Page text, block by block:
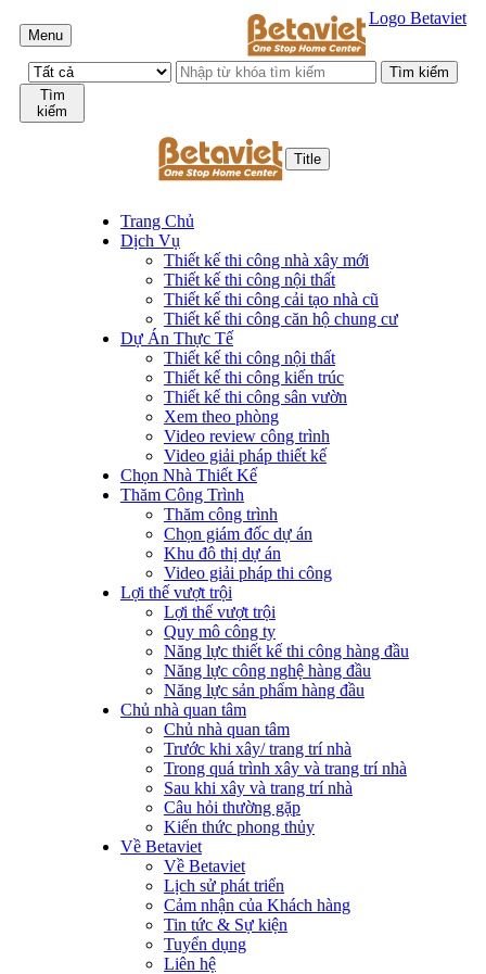
Menu
Logo Betaviet
Tìm
kiếm
Title
Trang Chủ
Dịch Vụ
Thiết kế thi công nhà xây mới
Thiết kế thi công nội thất
Thiết kế thi công cải tạo nhà cũ
Thiết kế thi công căn hộ chung cư
Dự Án Thực Tế
Thiết kế thi công nội thất
Thiết kế thi công kiến trúc
Thiết kế thi công sân vườn
Xem theo phòng
Video review công trình
Video giải pháp thiết kế
Chọn Nhà Thiết Kế
Thăm Công Trình
Thăm công trình
Chọn giám đốc dự án
Khu đô thị dự án
Video giải pháp thi công
Lợi thế vượt trội
Lợi thế vượt trội
Quy mô công ty
Năng lực thiết kế thi công hàng đầu
Năng lực công nghệ hàng đầu
Năng lực sản phẩm hàng đầu
Chủ nhà quan tâm
Chủ nhà quan tâm
Trước khi xây/ trang trí nhà
Trong quá trình xây và trang trí nhà
Sau khi xây và trang trí nhà
Câu hỏi thường gặp
Kiến thức phong thủy
Về Betaviet
Về Betaviet
Lịch sử phát triển
Cảm nhận của Khách hàng
Tin tức & Sự kiện
Tuyển dụng
Liên hệ